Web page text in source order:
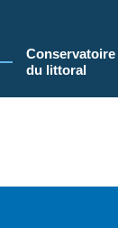
du littoral, vous
Conservatoire
du littoral